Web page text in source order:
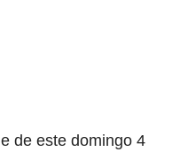
de este domingo 4